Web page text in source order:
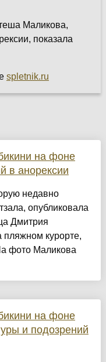
spletnik.ru
на фоне
в анорексии
недавно
опубликовала
Дмитрия
пляжном курорте,
фото Маликова
на фоне
и подозрений